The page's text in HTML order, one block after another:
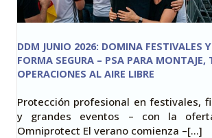
DDM JUNIO 2026: DOMINA FESTIVALES
FORMA SEGURA – PSA PARA MONTAJE,
OPERACIONES AL AIRE LIBRE
Protección profesional en festivales,
y grandes eventos – con la
Omniprotect El verano comienza –[…]